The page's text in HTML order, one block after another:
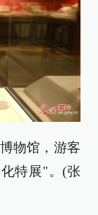
物馆，游客
特展"。(张